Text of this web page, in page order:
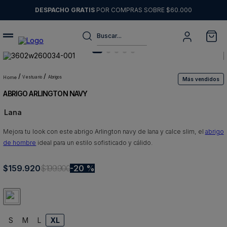
DESPACHO GRATIS POR COMPRAS SOBRE $60.000
Buscar...
vestuario abrigos Más vendidos
ABRIGO ARLINGTON NAVY
Lana
Mejora tu look con este abrigo Arlington navy de lana y calce slim, el abrigo
de hombre ideal para un estilo sofisticado y cálido.
$159.920$199.900 20 %
S M L XL
1.
sweater
2.
chaquetas
3.
4.
camisas
6.
blazer
8.
9
poleron